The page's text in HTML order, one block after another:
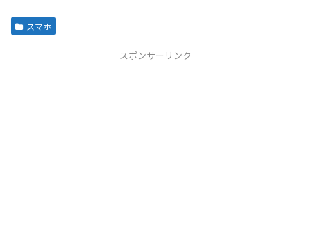
スマホ
スポンサーリンク